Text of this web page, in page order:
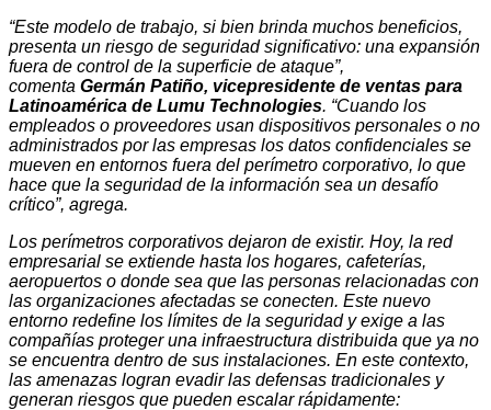
“Este modelo de trabajo, si bien brinda muchos beneficios,
presenta un riesgo de seguridad significativo: una expansión
fuera de control de la superficie de ataque”,
comenta Germán Patiño, vicepresidente de ventas para
Latinoamérica de Lumu Technologies. “Cuando los
empleados o proveedores usan dispositivos personales o no
administrados por las empresas los datos confidenciales se
mueven en entornos fuera del perímetro corporativo, lo que
hace que la seguridad de la información sea un desafío
crítico”, agrega.
Los perímetros corporativos dejaron de existir. Hoy, la red
empresarial se extiende hasta los hogares, cafeterías,
aeropuertos o donde sea que las personas relacionadas con
las organizaciones afectadas se conecten. Este nuevo
entorno redefine los límites de la seguridad y exige a las
compañías proteger una infraestructura distribuida que ya no
se encuentra dentro de sus instalaciones. En este contexto,
las amenazas logran evadir las defensas tradicionales y
generan riesgos que pueden escalar rápidamente: